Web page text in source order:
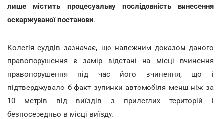
лише містить процесуальну послідовність винесення
оскаржуваної постанови.
Колегія суддів зазначає, що належним доказом даного
правопорушення є замір відстані на місці вчинення
правопорушення під час його вчинення, що і
підтверджувало б факт зупинки автомобіля менш ніж за
10 метрів від виїздів з прилеглих територій і
безпосередньо в місці виїзду.